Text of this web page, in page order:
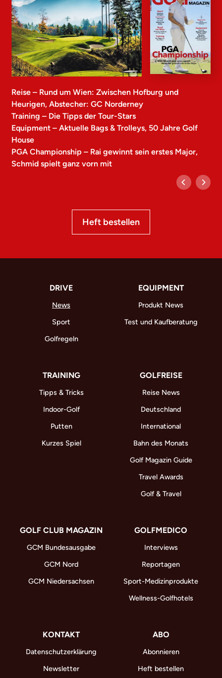
Reise – Rund um Wien: Zwischen Hofburg und
Heurigen, Abstecher: GC Norderney
Training – Die Tipps der Tour-Stars
Equipment – Aktuelle Bags & Trolleys, 50 Jahre Golf
House
PGA Championship – Rai gewinnt sein erstes Major,
Schmid spielt ganz vorn mit
Heft bestellen
DRIVE
News
Sport
Golfregeln
EQUIPMENT
Produkt News
Test und Kaufberatung
TRAINING
Tipps & Tricks
Indoor-Golf
Putten
Kurzes Spiel
GOLFREISE
Reise News
Deutschland
International
Bahn des Monats
Golf Magazin Guide
Travel Awards
Golf & Travel
GOLF CLUB MAGAZIN
GCM Bundesausgabe
GCM Nord
GCM Niedersachsen
GOLFMEDICO
Interviews
Reportagen
Sport-Medizinprodukte
Wellness-Golfhotels
KONTAKT
Datenschutzerklärung
Newsletter
ABO
Abonnieren
Heft bestellen